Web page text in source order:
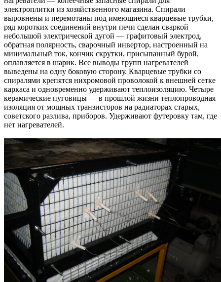
электроплитки из хозяйственного магазина. Спирали
выровнены и перемотаны под имеющиеся кварцевые трубки,
ряд коротких соединений внутри печи сделан сваркой
небольшой электрической дугой — графитовый электрод,
обратная полярность, сварочный инвертор, настроенный на
минимальный ток, кончик скрутки, присыпанный бурой,
оплавляется в шарик. Все выводы групп нагревателей
выведены на одну боковую сторону. Кварцевые трубки со
спиралями крепятся нихромовой проволокой к внешней сетке
каркаса и одновременно удерживают теплоизоляцию. Четыре
керамические пуговицы — в прошлой жизни теплопроводная
изоляция от мощных транзисторов на радиаторах старых,
советского разлива, приборов. Удерживают футеровку там, где
нет нагревателей.